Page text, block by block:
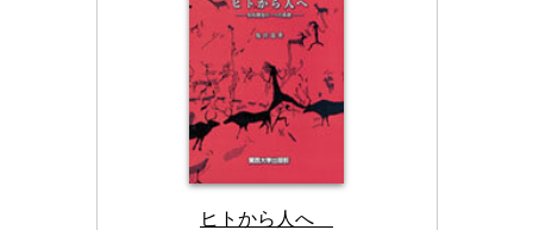
ヒトから人へ